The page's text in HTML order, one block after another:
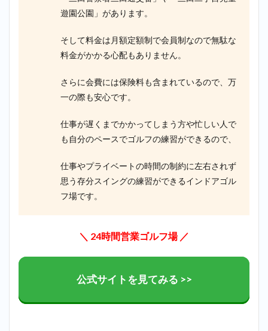
遊園公園」があります。
そして料金は月額定額制で会員制なので無駄な
料金がかかる心配もありません。
さらに会費には保険料も含まれているので、万
一の際も安心です。
仕事が遅くまでかかってしまう方や忙しい人で
も自分のペースでゴルフの練習ができるので、
仕事やプライベートの時間の制約に左右されず
思う存分スイングの練習ができるインドアゴル
フ場です。
＼ 24時間営業ゴルフ場／
公式サイトを見てみる >>